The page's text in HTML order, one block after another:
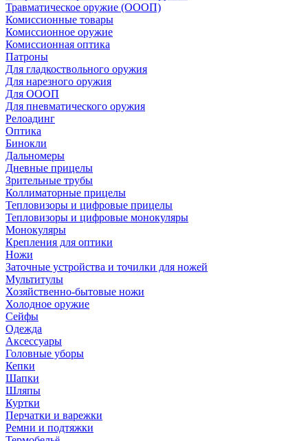
Травматическое оружие (ОООП)
Комиссионные товары
Комиссионное оружие
Комиссионная оптика
Патроны
Для гладкоствольного оружия
Для нарезного оружия
Для ОООП
Для пневматического оружия
Релоадинг
Оптика
Бинокли
Дальномеры
Дневные прицелы
Зрительные трубы
Коллиматорные прицелы
Тепловизоры и цифровые прицелы
Тепловизоры и цифровые монокуляры
Монокуляры
Крепления для оптики
Ножи
Заточные устройства и точилки для ножей
Мультитулы
Хозяйственно-бытовые ножи
Холодное оружие
Сейфы
Одежда
Аксессуары
Головные уборы
Кепки
Шапки
Шляпы
Куртки
Перчатки и варежки
Ремни и подтяжки